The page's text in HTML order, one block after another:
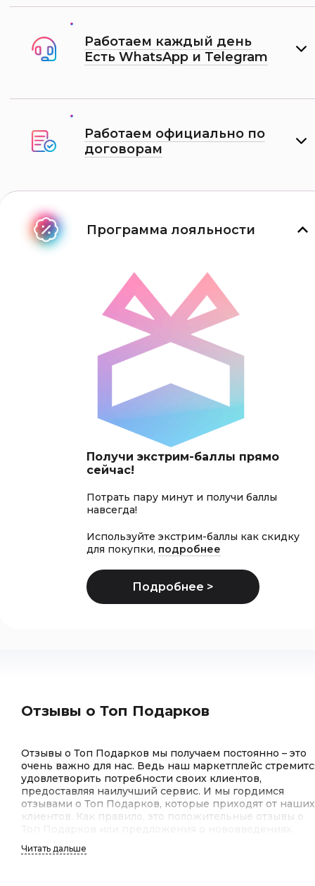
Работаем каждый день
Есть WhatsApp и Telеgram
Работаем официально по
договорам
Программа лояльности
Получи экстрим-баллы прямо
сейчас!
Потрать пару минут и получи баллы
навсегда!
Используйте экстрим-баллы как скидку
для покупки, подробнее
Отзывы о Топ Подарков
Отзывы о Топ Подарков мы получаем постоянно – это
очень важно для нас. Ведь наш маркетплейс
удовлетворить потребности своих клиентов,
предоставляя наилучший сервис. И мы гордимся
отзывами о Топ Подарков, которые приходят от наших
клиентов. Как правило, это положительные отзывы о
Читать дальше